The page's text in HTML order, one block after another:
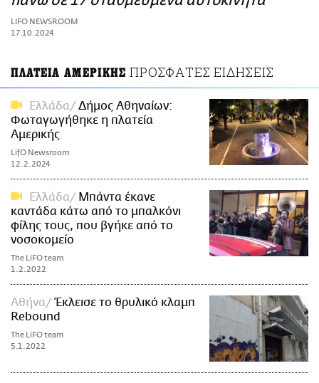
ΑΜΠΑ
PRINT
LIFO NEWSROOM
17.10.2024
ΠΛΑΤΕΙΑ ΑΜΕΡΙΚΗΣ ΠΡΟΣΦΑΤΕΣ ΕΙΔΗΣΕΙΣ
Ελλάδα
Δήμος Αθηναίων:
Φωταγωγήθηκε η πλατεία
Αμερικής
LifO Newsroom
12.2.2024
Ελλάδα
Μπάντα έκανε
καντάδα κάτω από το μπαλκόνι
φίλης τους, που βγήκε από το
νοσοκομείο
The LiFO team
1.2.2022
Αθήνα
Έκλεισε το θρυλικό κλαμπ
Rebound
The LiFO team
5.1.2022